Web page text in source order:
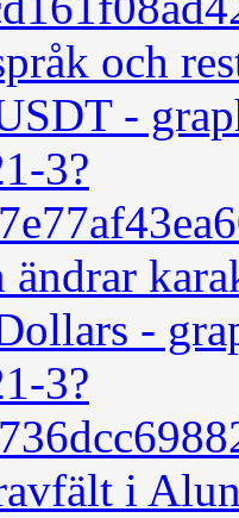
och
-
3?
ändrar
-
3?
i